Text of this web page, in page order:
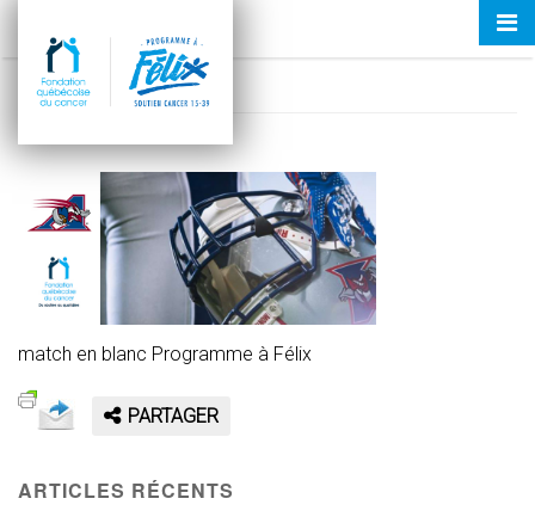
PAF-BANNER-NOUVELLES-ALOUETTES
23 juin 2017
match en blanc Programme à Félix
PARTAGER
ARTICLES RÉCENTS